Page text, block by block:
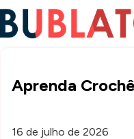
Aprenda
16 de julho de 2026